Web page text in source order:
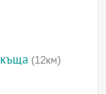
(12км)